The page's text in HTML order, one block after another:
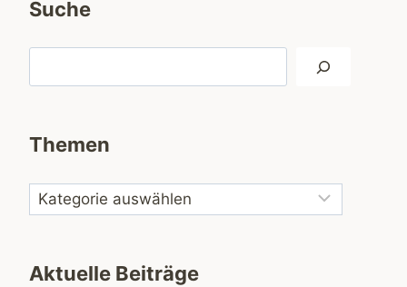
Suche
Themen
Aktuelle Beiträge